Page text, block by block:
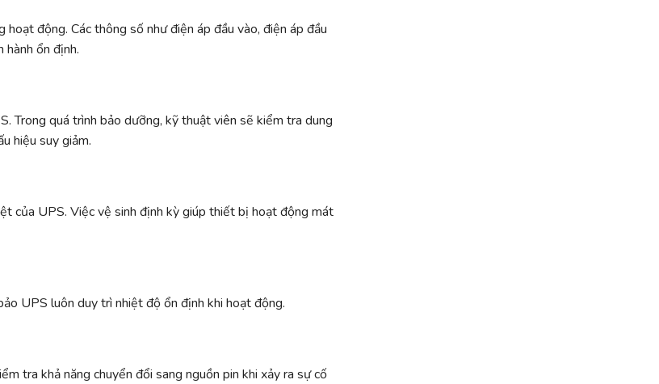
động. Các thông số như điện áp đầu vào, điện áp đầu
ổn định.
Trong quá trình bảo dưỡng, kỹ thuật viên sẽ kiểm tra dung
hiệu suy giảm.
của UPS. Việc vệ sinh định kỳ giúp thiết bị hoạt động mát
UPS luôn duy trì nhiệt độ ổn định khi hoạt động.
tra khả năng chuyển đổi sang nguồn pin khi xảy ra sự cố